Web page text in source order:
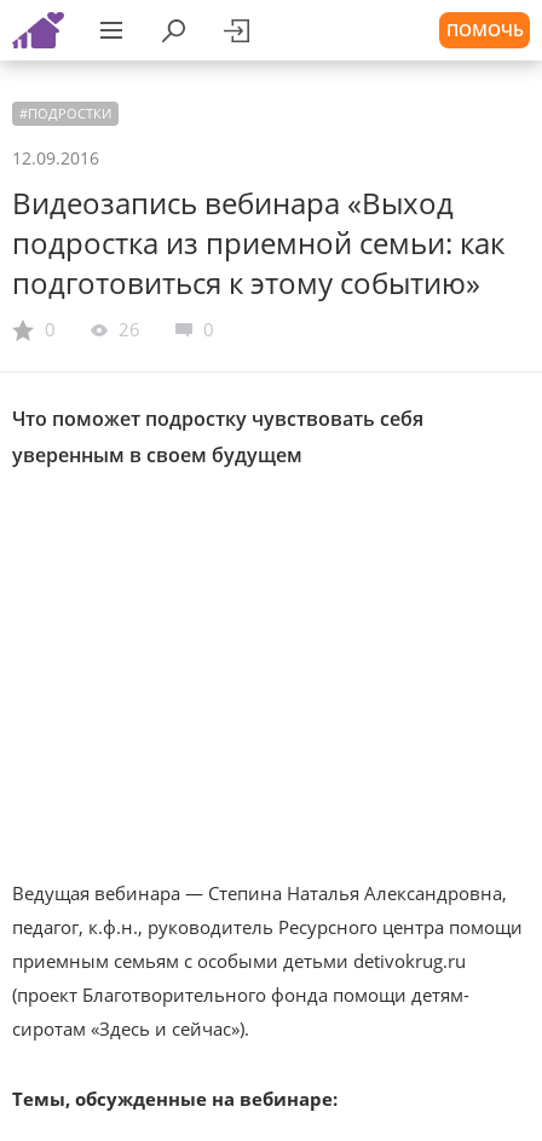
ПОМОЧЬ
#ПОДРОСТКИ
12.09.2016
Видеозапись вебинара «Выход
подростка из приемной семьи: как
подготовиться к этому событию»
0 26 0
Что поможет подростку чувствовать себя
уверенным в своем будущем
Ведущая вебинара — Степина Наталья Александровна,
педагог, к.ф.н., руководитель Ресурсного центра помощи
приемным семьям с особыми детьми detivokrug.ru
(проект Благотворительного фонда помощи детям-
сиротам «Здесь и сейчас»).
Темы, обсужденные на вебинаре: